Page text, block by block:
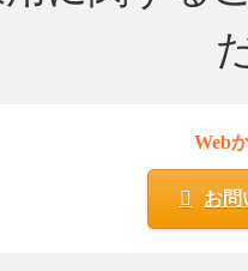
Web
お問